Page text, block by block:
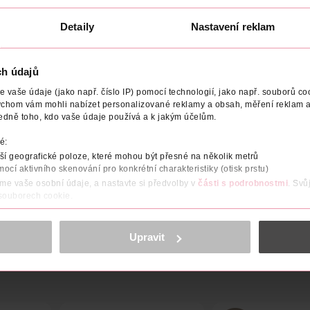
Detaily Nastavení reklam
údajů
vaše údaje (jako např. číslo IP) pomocí technologií, jako např. souborů
vám mohli nabízet personalizované reklamy a obsah, měření reklam
toho, kdo vaše údaje používá a k jakým účelům.
geografické poloze, které mohou být přesné na několik metrů
aktivního skenování pro konkrétní charakteristiky (otisk prstu)
vaše osobní údaje, a nastavte si předvolby v části s podrobnostmi .
cookie.
a reklam, funkcí sociálních médií, analýze návštěvnosti, které
osobních údajů.
<
Upravit
OBJEM NÁZEV VÝROBCE/DODAVATELE
Vaše vlasy mohou být namáhány každodenním česáním a
a zdravé, potřebují rozsáhlou péči. Vlastnosti GLISS OIL
olejovou a marulovým olejem - Dělej, co miluješ, Gliss
Pro optimální výsledky používejte pravidelně.